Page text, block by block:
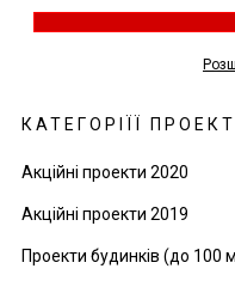
КАТЕГОРІЇЇ
Акційні проекти 2020
Акційні проекти 2019
Проекти будинків (до 100